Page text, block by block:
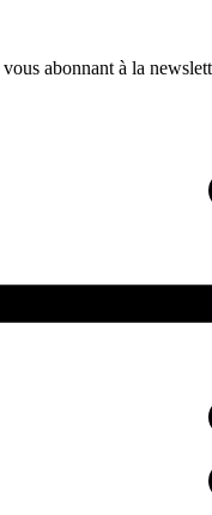
abonnant à la